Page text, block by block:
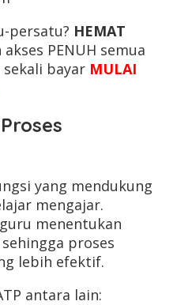
persatu? HEMAT
PENUH semua
sekali bayar MULAI
yang mendukung
mengajar.
menentukan
proses
lebih efektif.
antara lain: